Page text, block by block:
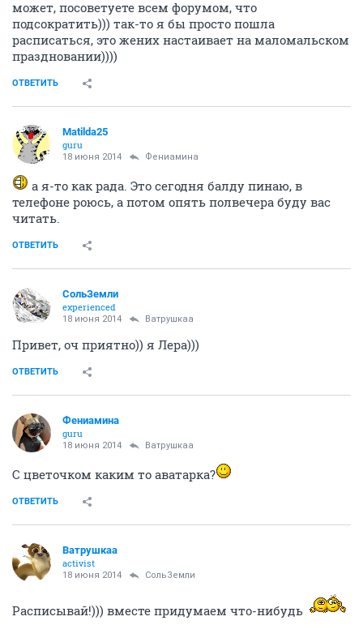
может, посоветуете всем форумом, что
подсократить))) так-то я бы просто пошла
расписаться, это жених настаивает на маломальском
праздновании))))
ОТВЕТИТЬ
Matilda25
guru
18 июня 2014 Фениамина
а я-то как рада. Это сегодня балду пинаю, в
телефоне роюсь, а потом опять полвечера буду вас
читать.
ОТВЕТИТЬ
СольЗемли
experienced
18 июня 2014 Ватрушкаа
Привет, оч приятно)) я Лера)))
ОТВЕТИТЬ
Фениамина
guru
18 июня 2014 Ватрушкаа
С цветочком каким то аватарка?
ОТВЕТИТЬ
Ватрушкаа
activist
18 июня 2014 СольЗемли
Расписывай!))) вместе придумаем что-нибудь